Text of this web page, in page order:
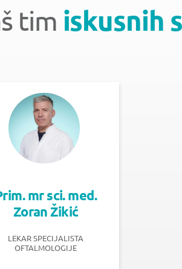
tim iskusnih
mr sci. med.
Zoran Žikić
LEKAR SPECIJALISTA
OFTALMOLOGIJE